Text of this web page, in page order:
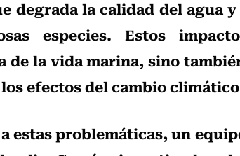
degrada la calidad del agua
especies. Estos
de la vida marina, sino
efectos del cambio climático
estas problemáticas, un